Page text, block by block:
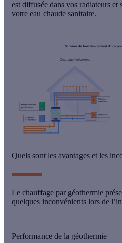
est diffusée dans vos radiateurs et
votre eau chaude sanitaire.
Quels sont les avantages et les
Le chauffage par géothermie
quelques inconvénients lors de
Performance de la géothermie